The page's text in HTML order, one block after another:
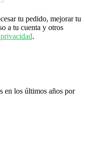
tu pedido, mejorar tu
a tu cuenta y otros
.
en los últimos años por